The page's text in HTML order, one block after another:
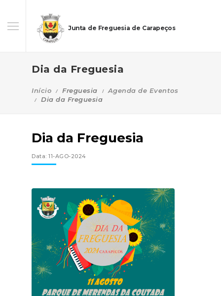
Junta de Freguesia de Carapeços
Dia da Freguesia
Início Freguesia
Agenda de Eventos
Dia da Freguesia
Dia da Freguesia
Data: 11-AGO-2024